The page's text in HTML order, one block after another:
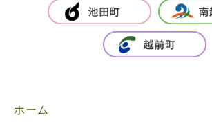
ホーム